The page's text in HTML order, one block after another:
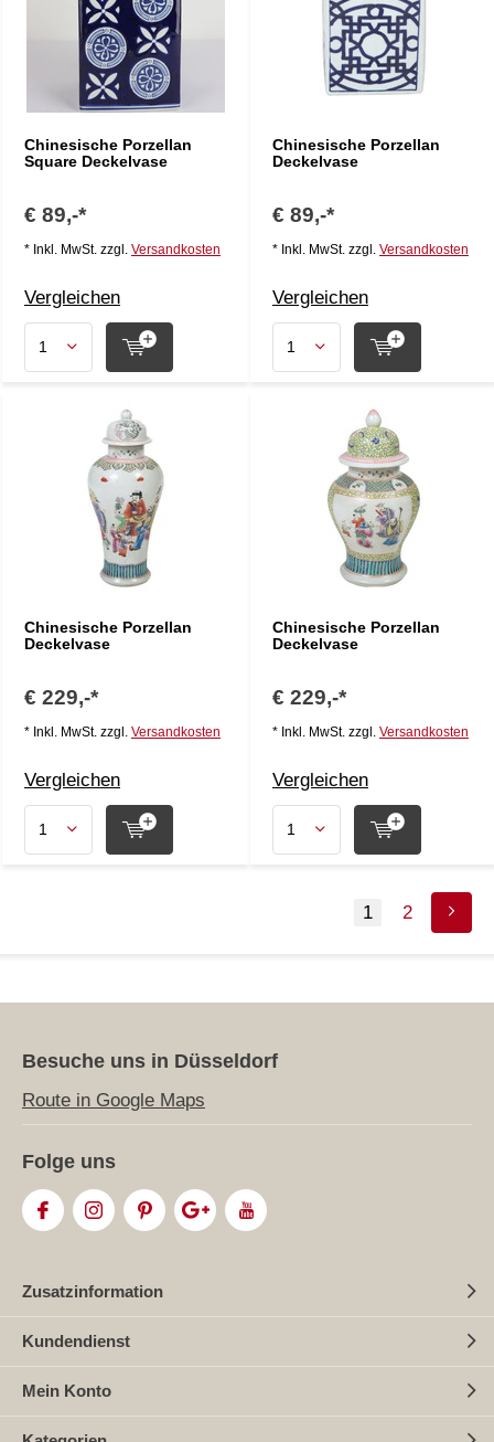
Chinesische Porzellan
Square Deckelvase
€ 89,-*
* Inkl. MwSt. zzgl. Versandkosten
Vergleichen
Chinesische Porzellan
Deckelvase
€ 89,-*
* Inkl. MwSt. zzgl. Versandkosten
Vergleichen
Chinesische Porzellan
Deckelvase
€ 229,-*
* Inkl. MwSt. zzgl. Versandkosten
Vergleichen
Chinesische Porzellan
Deckelvase
€ 229,-*
* Inkl. MwSt. zzgl. Versandkosten
Vergleichen
1 2
Besuche uns in Düsseldorf
Route in Google Maps
Folge uns
Zusatzinformation
Kundendienst
Mein Konto